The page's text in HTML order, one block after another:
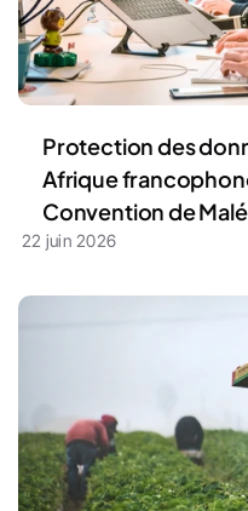
Protection des
Afrique
Convention de
22 juin 2026